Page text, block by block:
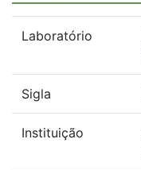
Laboratório
Sigla
Instituição